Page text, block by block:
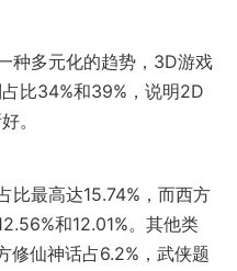
种多元化的趋势，3D游戏
比34%和39%，说明2D
。
比最高达15.74%，而西方
和12.01%。其他类
修仙神话占6.2%，武侠题